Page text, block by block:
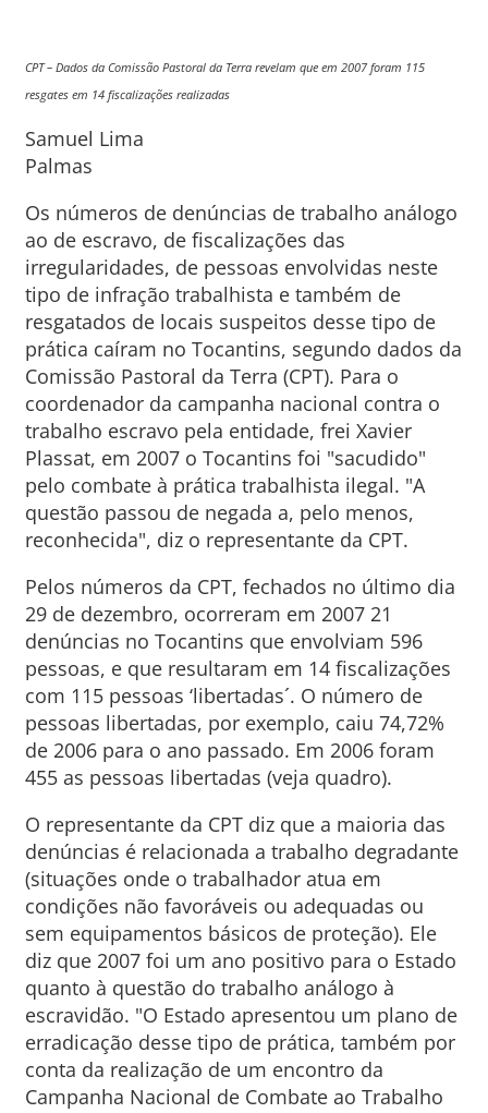
CPT – Dados da Comissão Pastoral da Terra revelam que em 2007 foram 115
resgates em 14 fiscalizações realizadas
Samuel Lima
Palmas
Os números de denúncias de trabalho análogo
ao de escravo, de fiscalizações das
irregularidades, de pessoas envolvidas neste
tipo de infração trabalhista e também de
resgatados de locais suspeitos desse tipo de
prática caíram no Tocantins, segundo dados da
Comissão Pastoral da Terra (CPT). Para o
coordenador da campanha nacional contra o
trabalho escravo pela entidade, frei Xavier
Plassat, em 2007 o Tocantins foi "sacudido"
pelo combate à prática trabalhista ilegal. "A
questão passou de negada a, pelo menos,
reconhecida", diz o representante da CPT.
Pelos números da CPT, fechados no último dia
29 de dezembro, ocorreram em 2007 21
denúncias no Tocantins que envolviam 596
pessoas, e que resultaram em 14 fiscalizações
com 115 pessoas ‘libertadas´. O número de
pessoas libertadas, por exemplo, caiu 74,72%
de 2006 para o ano passado. Em 2006 foram
455 as pessoas libertadas (veja quadro).
O representante da CPT diz que a maioria das
denúncias é relacionada a trabalho degradante
(situações onde o trabalhador atua em
condições não favoráveis ou adequadas ou
sem equipamentos básicos de proteção). Ele
diz que 2007 foi um ano positivo para o Estado
quanto à questão do trabalho análogo à
escravidão. "O Estado apresentou um plano de
erradicação desse tipo de prática, também por
conta da realização de um encontro da
Campanha Nacional de Combate ao Trabalho